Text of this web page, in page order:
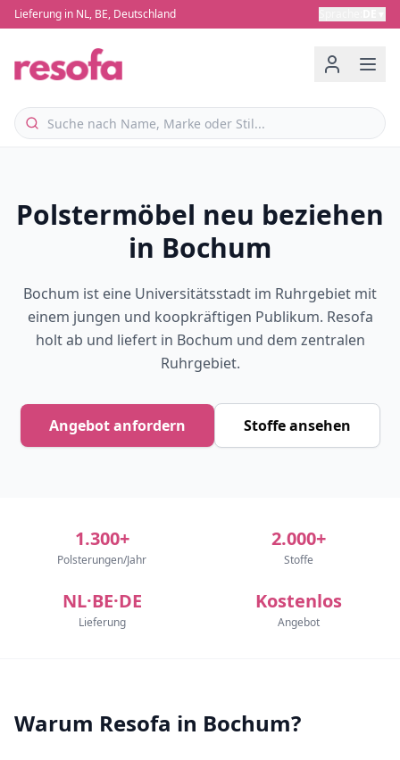
Lieferung in NL, BE, Deutschland
Polstermöbel neu beziehen
in Bochum
Bochum ist eine Universitätsstadt im Ruhrgebiet mit
einem jungen und koopkräftigen Publikum. Resofa
holt ab und liefert in Bochum und dem zentralen
Ruhrgebiet.
Angebot anfordern Stoffe ansehen
1.300+
Polsterungen/Jahr
2.000+
Stoffe
NL·BE·DE
Lieferung
Kostenlos
Angebot
Warum Resofa in Bochum?